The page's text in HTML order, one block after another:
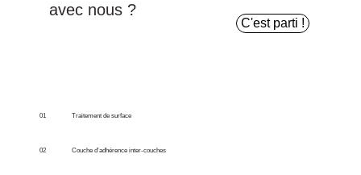
avec nous ?
C'est parti !
Traitement de surface
01
Couche d’adhérence inter-couches
02